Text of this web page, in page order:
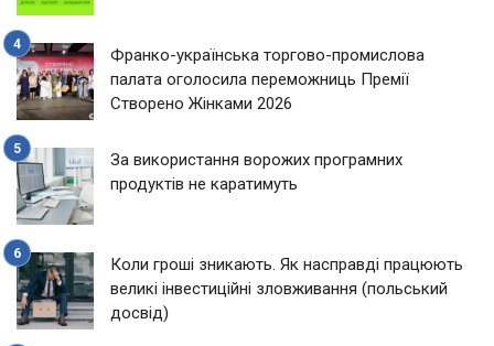
Франко-українська торгово-промислова
палата оголосила переможниць Премії
Створено Жінками 2026
За використання ворожих програмних
продуктів не каратимуть
Коли гроші зникають. Як насправді працюють
великі інвестиційні зловживання (польський
досвід)